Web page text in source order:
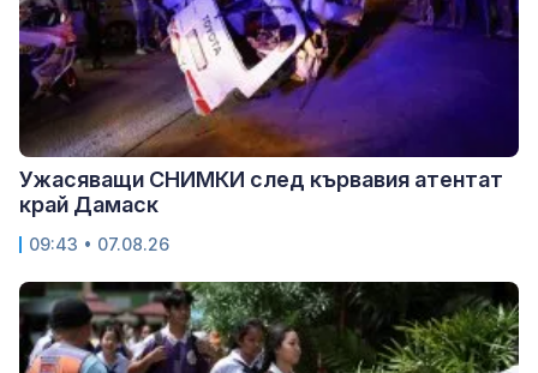
Ужасяващи СНИМКИ след кървавия атентат
край Дамаск
09:43 • 07.08.26